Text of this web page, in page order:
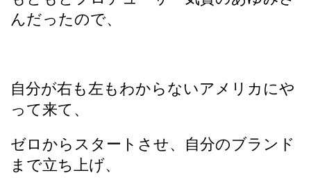
んだったので、
自分が右も左もわからないアメリカにや
って来て、
ゼロからスタートさせ、自分のブランド
まで立ち上げ、